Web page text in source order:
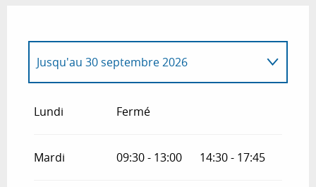
14 février 2026
Jusqu'au 30 septembre 2026
Lundi Fermé
Mardi 09:30 - 13:00 14:30 - 17:45